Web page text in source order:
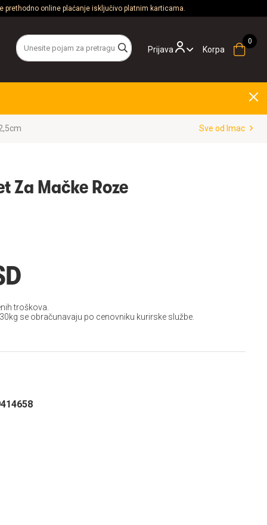
prethodno online plaćanje isključivo platnim karticama.
Prijava Korpa
Sve od Imac
Za Mačke Roze
troškova.
se obračunavaju po cenovniku kurirske službe.